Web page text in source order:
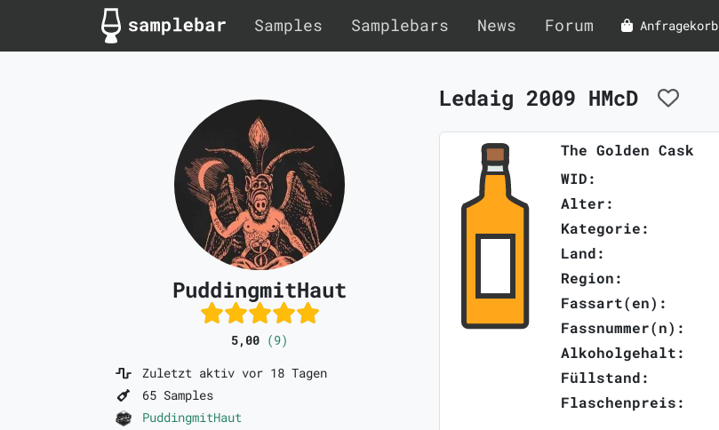
Samples Samplebars News Forum Anfragekorb
PuddingmitHaut
5,00 (9)
Zuletzt aktiv vor 18 Tagen
65 Samples
PuddingmitHaut
Ledaig 2009 HMcD
The Golden Cask
WID:
Alter:
Kategorie:
Land:
Region:
Fassart(en):
Fassnummer(n):
Alkoholgehalt:
Füllstand:
Flaschenpreis: